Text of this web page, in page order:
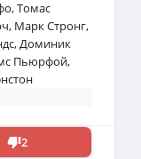
,Томас
, Марк Стронг,
,Доминик
Пьюрфой,
2